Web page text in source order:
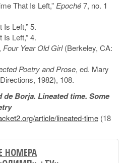
That Is Left,”Epoché7, no. 1
Is Left,” 5.
Is Left,” 4.
Four Year Old Girl(Berkeley, CA:
Poetry and Prose, ed. Mary
1982), 108.
de Borja. Lineated time. Some
article/lineated-time (18
НОМЕРА